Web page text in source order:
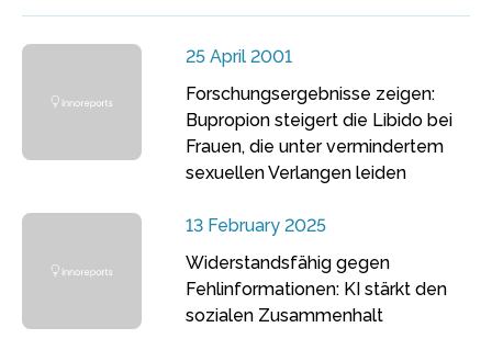
25 April 2001
Forschungsergebnisse zeigen:
Bupropion steigert die Libido bei
Frauen, die unter vermindertem
sexuellen Verlangen leiden
13 February 2025
Widerstandsfähig gegen
Fehlinformationen: KI stärkt den
sozialen Zusammenhalt